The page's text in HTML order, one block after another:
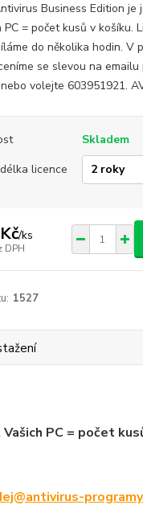
Business Edition je
PC = počet kusů v košíku.
do několika hodin. V
se slevou na
volejte 603951921.
Skladem
licence
/ks
DPH
1527
PC = počet